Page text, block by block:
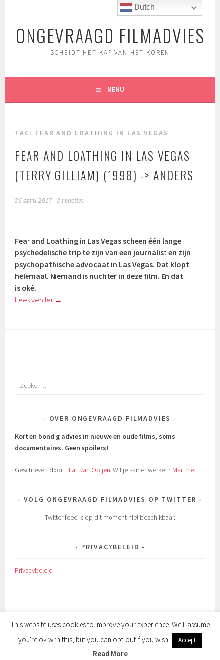
inhoudONGEVRAAGD FILMADVIES
SCHEIDT HET KAF VAN HET KOREN
MENU
TAG: FEAR AND LOATHING IN LAS VEGAS
FEAR AND LOATHING IN LAS VEGAS
(TERRY GILLIAM) (1998) -> ANDERS
26 april 2017 2 reacties
Fear and Loathing in Las Vegas scheen één lange
psychedelische trip te zijn van een journalist en zijn
psychopathische advocaat in Las Vegas. Dat klopt
helemaal. Niemand is nuchter in deze film. En dat
is oké.
Lees verder →
Zoeken
OVER ONGEVRAAGD FILMADVIES
Kort en bondig advies in nieuwe en oude films, soms
documentaires. Geen spoilers!
Geschreven doorLilian van Ooijen. Wil je samenwerken? Mail me.
VOLG ONGEVRAAGD FILMADVIES OP TWITTER
Twitter feed is op dit moment niet beschikbaar.
PRIVACYBELEID
Privacybeleid
ONDERSTEUND DOOR WORDPRESS | THEMA: SELA DOOR
This website uses cookies to improve your experience. We'll assume
you're ok with this, but you can opt-out if you wish.
Accept
Read More
Dutch